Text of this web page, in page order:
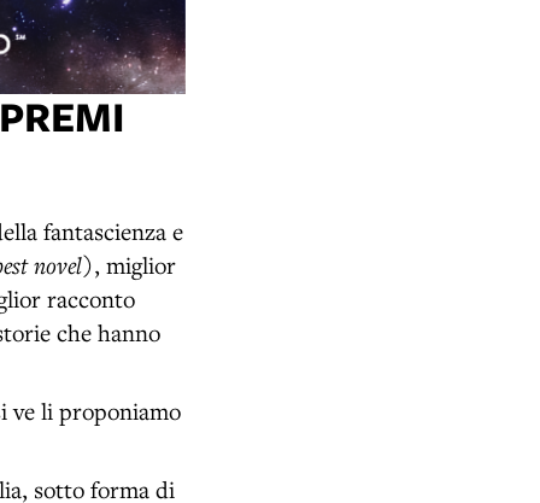
fantascienza e
novel), miglior
racconto
che hanno
ve li proponiamo
sotto forma di